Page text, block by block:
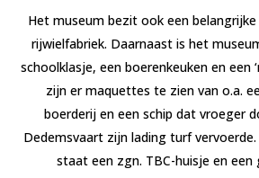
Het museum bezit ook een
rijwielfabriek. Daarnaast is het
schoolklasje, een boerenkeuken en een
zijn er maquettes te zien van o.a.
boerderij en een schip dat vroeger
Dedemsvaart zijn lading turf
staat een zgn. TBC-huisje en een